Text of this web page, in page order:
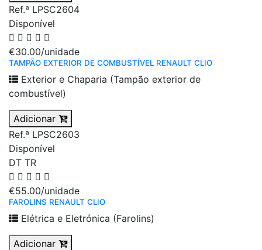
Ref.ª LPSC2604
Disponível
€30.00/unidade
TAMPÃO EXTERIOR DE COMBUSTÍVEL RENAULT CLIO
Exterior e Chaparia (Tampão exterior de
combustível)
Adicionar
Ref.ª LPSC2603
Disponível
DT TR
€55.00/unidade
FAROLINS RENAULT CLIO
Elétrica e Eletrónica (Farolins)
Adicionar